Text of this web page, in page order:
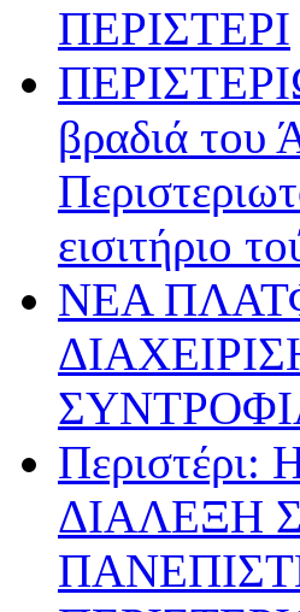
ΠΕΡΙΣΤΕΡΙ
βραδιά του
εισιτήριο
ΝΕΑ
ΔΙΑΛΕΞΗ